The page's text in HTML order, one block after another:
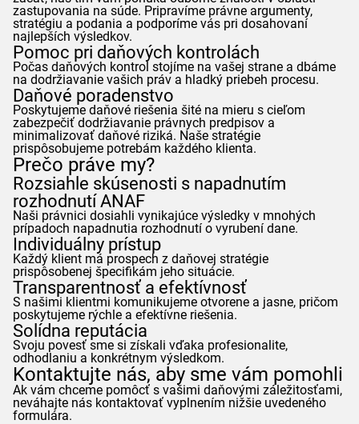
zastupovania na súde. Pripravíme právne argumenty,
stratégiu a podania a podporíme vás pri dosahovaní
najlepších výsledkov.
Pomoc pri daňových kontrolách
Počas daňových kontrol stojíme na vašej strane a dbáme
na dodržiavanie vašich práv a hladký priebeh procesu.
Daňové poradenstvo
Poskytujeme daňové riešenia šité na mieru s cieľom
zabezpečiť dodržiavanie právnych predpisov a
minimalizovať daňové riziká. Naše stratégie
prispôsobujeme potrebám každého klienta.
Prečo práve my?
Rozsiahle skúsenosti s napadnutím
rozhodnutíANAF
Naši právnici dosiahli vynikajúce výsledky v mnohých
prípadoch napadnutia rozhodnutí o vyrubení dane.
Individuálny prístup
Každý klient má prospech z daňovej stratégie
prispôsobenej špecifikám jeho situácie.
Transparentnosť a efektívnosť
S našimi klientmi komunikujeme otvorene a jasne, pričom
poskytujeme rýchle a efektívne riešenia.
Solídna reputácia
Svoju povesť sme si získali vďaka profesionalite,
odhodlaniu a konkrétnym výsledkom.
Kontaktujte nás, aby sme vám pomohli
Ak vám chceme pomôcť s vašimi daňovými záležitosťami,
neváhajte nás kontaktovať vyplnením nižšie uvedeného
formulára.